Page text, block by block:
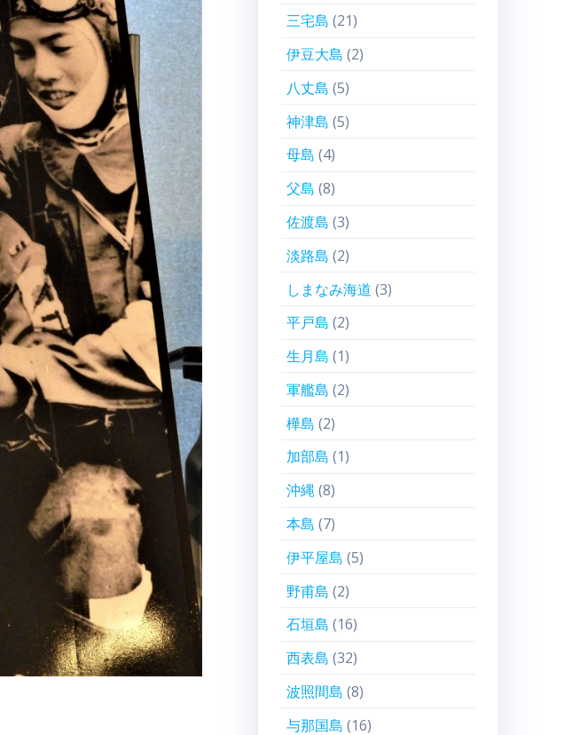
三宅島 (21)
伊豆大島 (2)
八丈島 (5)
神津島 (5)
母島 (4)
父島 (8)
佐渡島 (3)
淡路島 (2)
しまなみ海道 (3)
平戸島 (2)
生月島 (1)
軍艦島 (2)
樺島 (2)
加部島 (1)
沖縄(8)
本島 (7)
伊平屋島 (5)
野甫島 (2)
石垣島 (16)
西表島 (32)
波照間島 (8)
与那国島 (16)